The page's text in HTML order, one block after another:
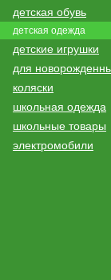
детская обувь
детская одежда
детские игрушки
для
коляски
школьная одежда
школьные товары
электромобили